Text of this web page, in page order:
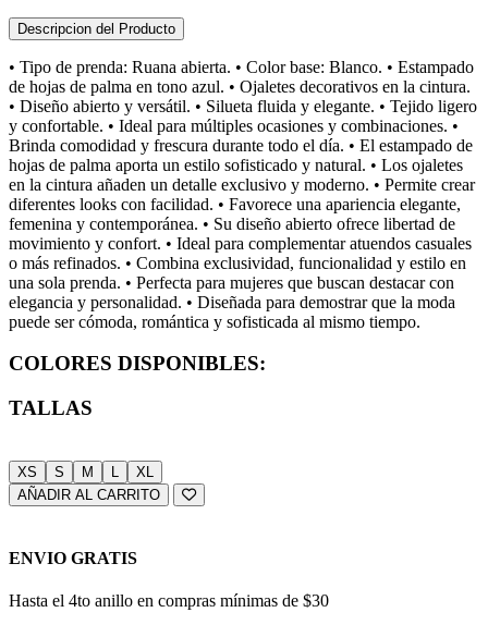
Descripcion del Producto
• Tipo de prenda: Ruana abierta. • Color base: Blanco. • Estampado
de hojas de palma en tono azul. • Ojaletes decorativos en la cintura.
• Diseño abierto y versátil. • Silueta fluida y elegante. • Tejido ligero
y confortable. • Ideal para múltiples ocasiones y combinaciones. •
Brinda comodidad y frescura durante todo el día. • El estampado de
hojas de palma aporta un estilo sofisticado y natural. • Los ojaletes
en la cintura añaden un detalle exclusivo y moderno. • Permite crear
diferentes looks con facilidad. • Favorece una apariencia elegante,
femenina y contemporánea. • Su diseño abierto ofrece libertad de
movimiento y confort. • Ideal para complementar atuendos casuales
o más refinados. • Combina exclusividad, funcionalidad y estilo en
una sola prenda. • Perfecta para mujeres que buscan destacar con
elegancia y personalidad. • Diseñada para demostrar que la moda
puede ser cómoda, romántica y sofisticada al mismo tiempo.
COLORES DISPONIBLES:
TALLAS
XS S M L
XL
AÑADIR AL CARRITO
ENVIO GRATIS
Hasta el 4to anillo en compras mínimas de $30